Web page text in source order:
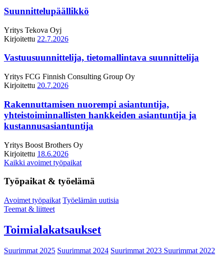
Suunnittelupäällikkö
Yritys Tekova Oyj
Kirjoitettu 22.7.2026
Vastuusuunnittelija, tietomallintava suunnittelija
Yritys FCG Finnish Consulting Group Oy
Kirjoitettu 20.7.2026
Rakennuttamisen nuorempi asiantuntija,
yhteistoiminnallisten hankkeiden asiantuntija ja
kustannusasiantuntija
Yritys Boost Brothers Oy
Kirjoitettu 18.6.2026
Kaikki avoimet työpaikat
Työpaikat & työelämä
Avoimet työpaikat Työelämän uutisia
Teemat & liitteet
Toimialakatsaukset
Suurimmat 2025 Suurimmat 2024 Suurimmat 2023 Suurimmat 2022